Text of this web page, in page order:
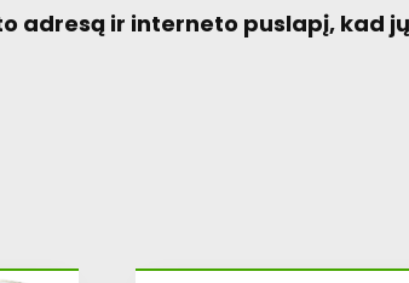
adresą ir interneto puslapį, kad